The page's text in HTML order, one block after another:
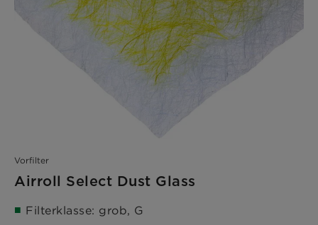
Vorfilter
Airroll Select Dust Glass
Filterklasse: grob, G